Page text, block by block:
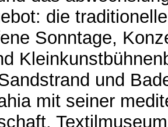
die
Sonntage,
und
mit seiner